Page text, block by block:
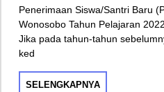
Penerimaan Siswa/Santri Baru
Wonosobo Tahun Pelajaran
Jika pada tahun-tahun
ked
SELENGKAPNYA